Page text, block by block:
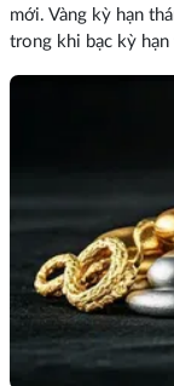
mới. Vàng kỳ hạn
trong khi bạc kỳ